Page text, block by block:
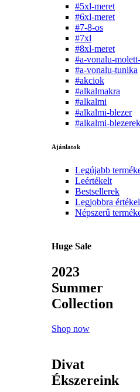
#5xl-meret
#6xl-meret
#7-8-os
#7xl
#8xl-meret
#a-vonalu-
#a-vonalu-tunika
#akciok
#alkalmakra
#alkalmi
#alkalmi-blezer
#alkalmi-blezerek
Ajánlatok
Legújabb
Leértékelt
Bestsellerek
Legjobbra
Népszerű
Huge Sale
2023
Summer
Collection
Shop now
Divat
Ékszereink